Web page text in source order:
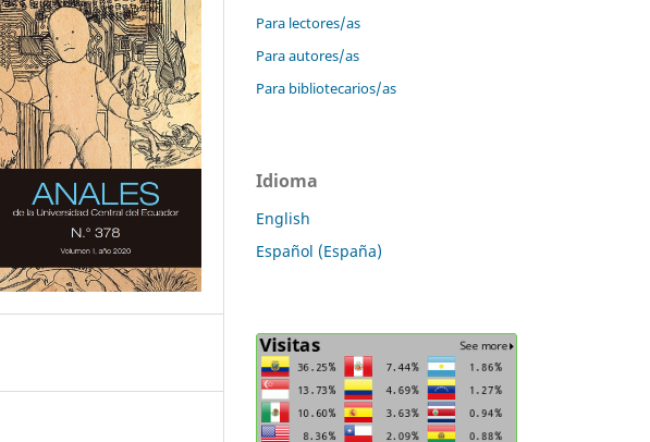
Para lectores/as
Para autores/as
Para bibliotecarios/as
Idioma
English
Español (España)